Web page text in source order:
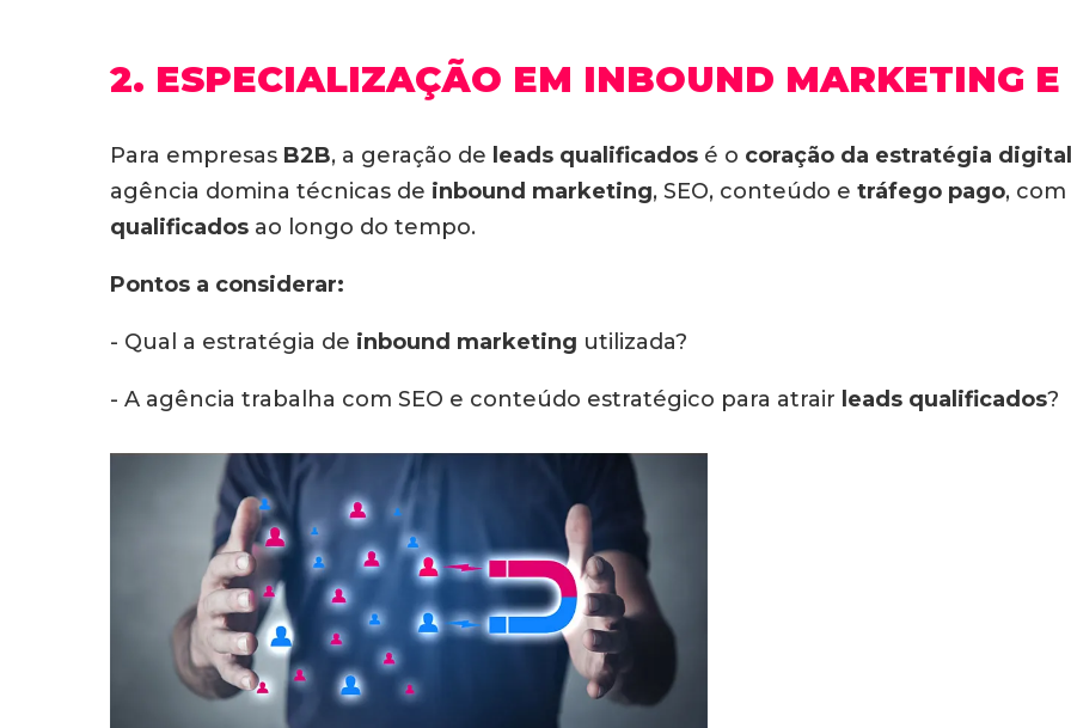
2. ESPECIALIZAÇÃO EM INBOUND MARKETING
Para empresas B2B, a geração de leads qualificados é o coração da estratégia digital
agência domina técnicas de inbound marketing, SEO, conteúdo e tráfego pago,
qualificados ao longo do tempo.
Pontos a considerar:
- Qual a estratégia de inbound marketing utilizada?
- A agência trabalha com SEO e conteúdo estratégico para atrair leads qualificados?